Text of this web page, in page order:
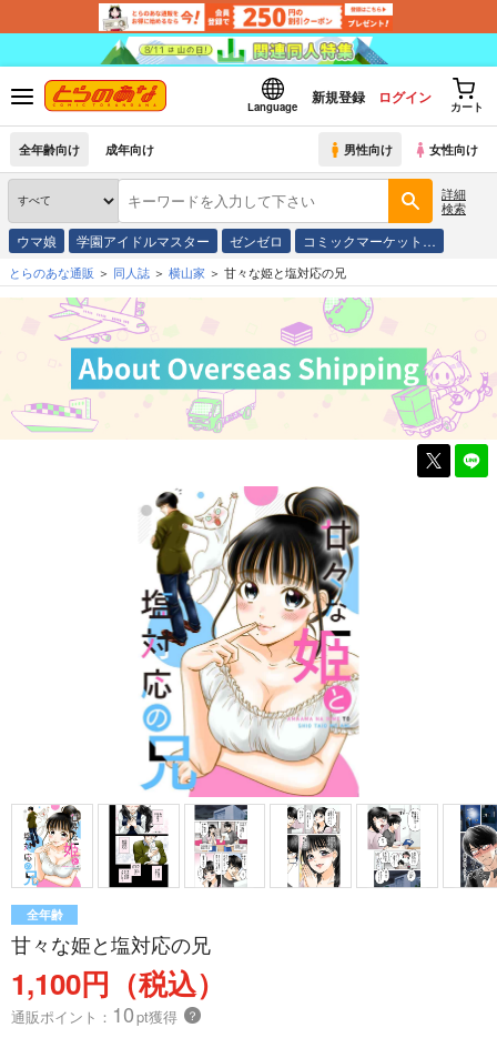
Language
新規登録 ログイン
カート
全年齢向け 成年向け 男性向け 女性向け
詳細
検索
ウマ娘 学園アイドルマスター ゼンゼロ コミックマーケット…
とらのあな通販 同人誌 横山家 甘々な姫と塩対応の兄
全年齢
甘々な姫と塩対応の兄
1,100円（税込）
通販ポイント： 10pt獲得 ？